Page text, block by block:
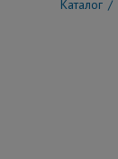
Каталог